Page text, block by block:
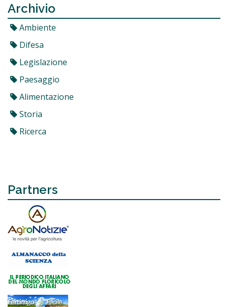
Archivio
Ambiente
Difesa
Legislazione
Paesaggio
Alimentazione
Storia
Ricerca
Partners